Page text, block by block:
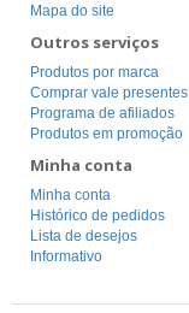
Mapa do site
Outros serviços
Produtos por marca
Comprar vale presentes
Programa de afiliados
Produtos em promoção
Minha conta
Minha conta
Histórico de pedidos
Lista de desejos
Informativo